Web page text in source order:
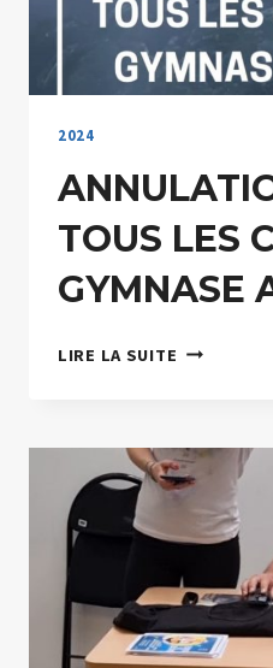
2024
TOUS LES
GYMNASE
LIRE LA SUITE ANNULATION
COURS
AU
GYMNASE
AUBRY